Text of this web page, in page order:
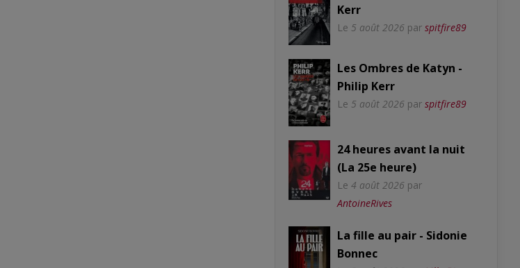
Kerr
Le 5 août 2026 par spitfire89
Les Ombres de Katyn -
Philip Kerr
Le 5 août 2026 par spitfire89
24 heures avant la nuit
(La 25e heure)
Le 4 août 2026 par
AntoineRives
La fille au pair - Sidonie
Bonnec